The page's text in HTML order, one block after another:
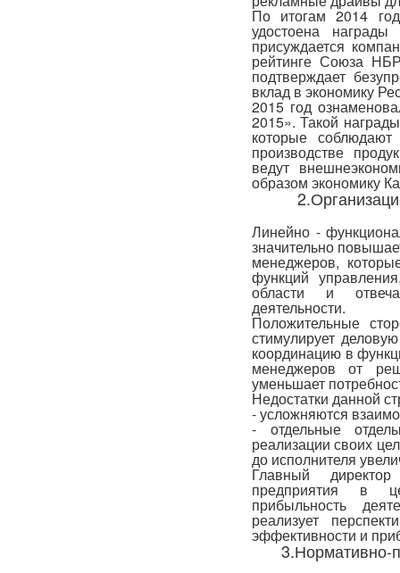
По итогам 2014
удостоена
присуждается
рейтинге Союза
подтверждает
вклад в экономику
2015 год
2015». Такой
которые
производстве
ведут
образом экономику
Линейно -
значительно
менеджеров,
функций
области и
деятельности.
Положительные
стимулирует
координацию в
менеджеров от
уменьшает
Недостатки данной
- усложняются
- отдельные
реализации своих
до исполнителя
Главный директор
предприятия в
прибыльность
реализует
эффективности и
3.Нормативно-